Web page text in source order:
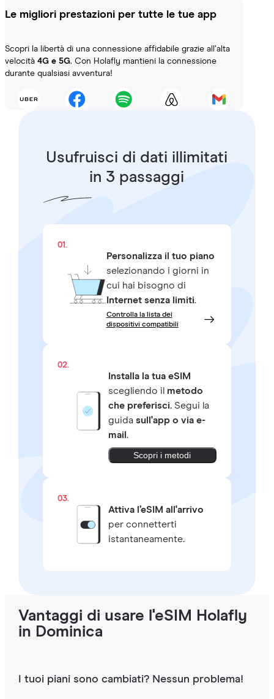
Le migliori prestazioni per tutte le tue app
Scopri la libertà di una connessione affidabile grazie all’alta
velocità 4G e 5G. Con Holafly mantieni la connessione
durante qualsiasi avventura!
Usufruisci di dati illimitati
in 3 passaggi
01.
Personalizza il tuo piano
selezionando i giorni in
cui hai bisogno di
Internet senza limiti.
Controlla la lista dei
dispositivi compatibili
02.
Installa la tua eSIM
scegliendo il metodo
che preferisci.Segui la
guida sull'app o via e-
mail .
Scopri i metodi
03.
Attiva l’eSIM all'arrivo
per connetterti
istantaneamente.
Vantaggi di usare l'eSIM Holafly
in Dominica
I tuoi piani sono cambiati? Nessun problema!